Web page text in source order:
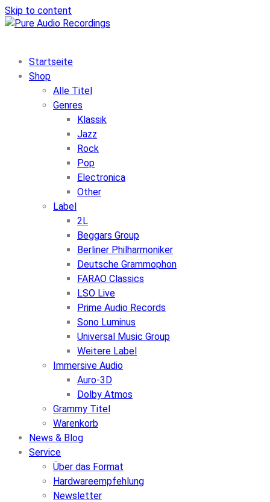
Skip to content
Startseite
Shop
Alle Titel
Genres
Klassik
Jazz
Rock
Pop
Electronica
Other
Label
2L
Beggars Group
Berliner Philharmoniker
Deutsche Grammophon
FARAO Classics
LSO Live
Prime Audio Records
Sono Luminus
Universal Music Group
Weitere Label
Immersive Audio
Auro-3D
Dolby Atmos
Grammy Titel
Warenkorb
News & Blog
Service
Über das Format
Hardwareempfehlung
Newsletter